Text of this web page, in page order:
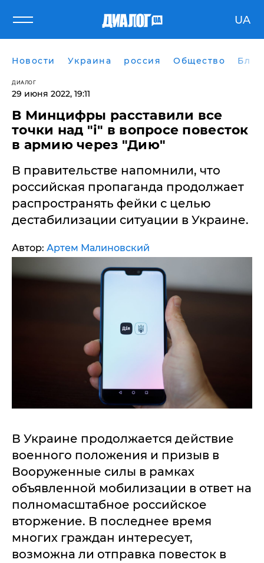
UA
Новости Украина россия Общество
ДИАЛОГ
29 июня 2022, 19:11
В Минцифры расставили все
точки над "і" в вопросе повесток
в армию через "Дию"
В правительстве напомнили, что
российская пропаганда продолжает
распространять фейки с целью
дестабилизации ситуации в Украине.
Автор: Артем Малиновский
В Украине продолжается действие
военного положения и призыв в
Вооруженные силы в рамках
объявленной мобилизации в ответ на
полномасштабное российское
вторжение. В последнее время
многих граждан интересует,
возможна ли отправка повесток в